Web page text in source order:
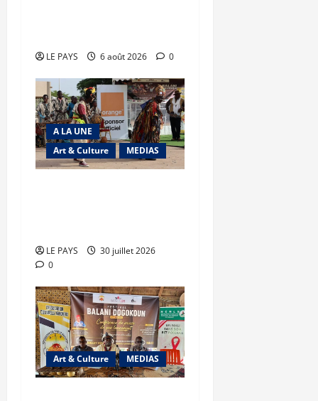
LE PAYS 6 août 2026 0
A LA UNE
Art & Culture
MEDIAS
LE PAYS
30 juillet 2026
0
Art & Culture MEDIAS